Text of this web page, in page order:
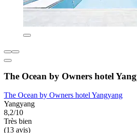
The Ocean by Owners hotel
The Ocean by Owners hotel Yangyang
Yangyang
8,2/10
Très bien
(13 avis)